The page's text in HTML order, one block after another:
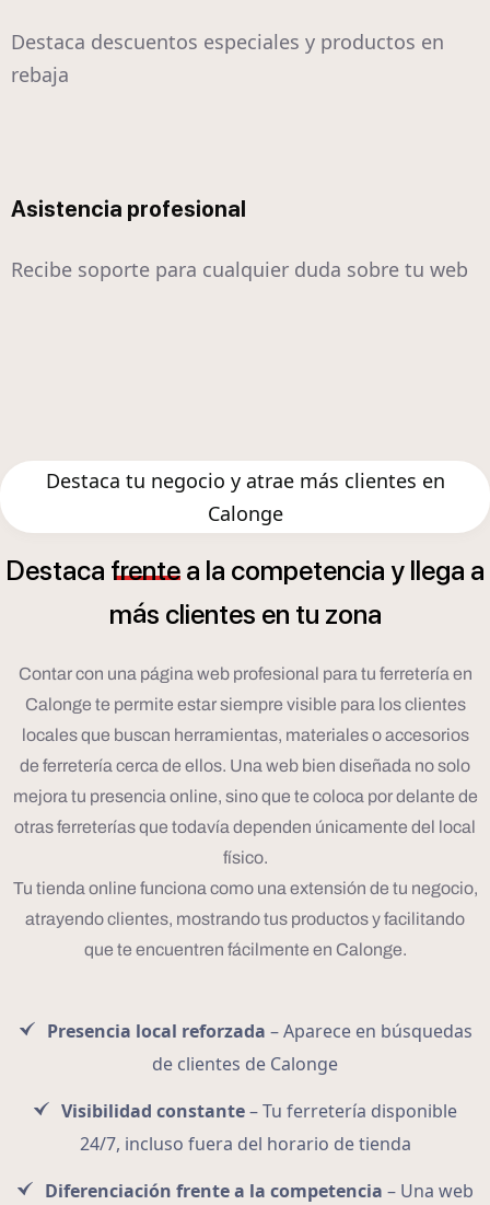
Destaca descuentos especiales y productos en
rebaja
Asistencia profesional
Recibe soporte para cualquier duda sobre tu web
Destaca tu negocio y atrae más clientes en
Calonge
Destaca frente a la competencia y llega a
más clientes en tu zona
Contar con una página web profesional para tu ferretería en
Calonge te permite estar siempre visible para los clientes
locales que buscan herramientas, materiales o accesorios
de ferretería cerca de ellos. Una web bien diseñada no solo
mejora tu presencia online, sino que te coloca por delante de
otras ferreterías que todavía dependen únicamente del local
físico.
Tu tienda online funciona como una extensión de tu negocio,
atrayendo clientes, mostrando tus productos y facilitando
que te encuentren fácilmente en Calonge.
Presencia local reforzada – Aparece en búsquedas
de clientes de Calonge
Visibilidad constante– Tu ferretería disponible
24/7, incluso fuera del horario de tienda
Diferenciación frente a la competencia – Una web